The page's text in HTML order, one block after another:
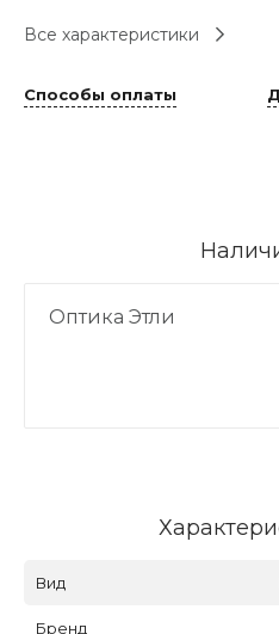
Все характеристики
Способы оплаты
Оптика Этли
Вид
Бренд